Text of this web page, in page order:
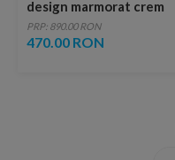
design marmorat crem
lucios cu vene aurii,
ventil inclus
PRP: 890.00 RON
470.00 RON